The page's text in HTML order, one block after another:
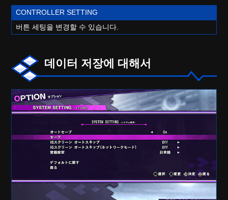
CONTROLLER SETTING
버튼 세팅을 변경할 수 있습니다.
데이터 저장에 대해서